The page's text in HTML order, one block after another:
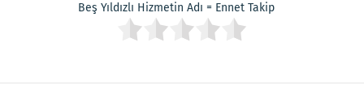
Beş Yıldızlı Hizmetin Adı = Ennet Takip